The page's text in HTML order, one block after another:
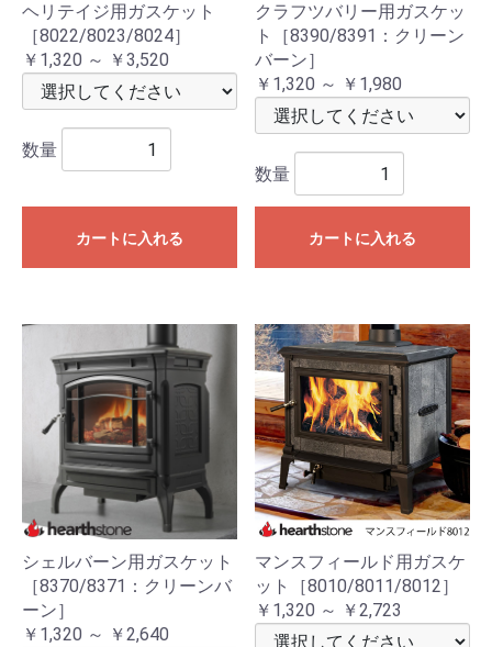
ヘリテイジ用ガスケット
［8022/8023/8024］
￥1,320 ～ ￥3,520
数量
カートに入れる
クラフツバリー用ガスケッ
ト［8390/8391：クリーン
バーン］
￥1,320 ～ ￥1,980
数量
カートに入れる
シェルバーン用ガスケット
［8370/8371：クリーンバ
ーン］
￥1,320 ～ ￥2,640
マンスフィールド用ガスケ
ット［8010/8011/8012］
￥1,320 ～ ￥2,723